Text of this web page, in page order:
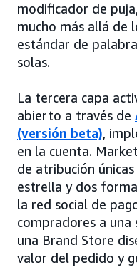
modificador de
mucho más allá de
estándar de
solas.
La tercera capa
abierto a través de
(versión beta),
en la cuenta.
de atribución
estrella y dos
la red social de
compradores a una
una Brand Store
valor del pedido y